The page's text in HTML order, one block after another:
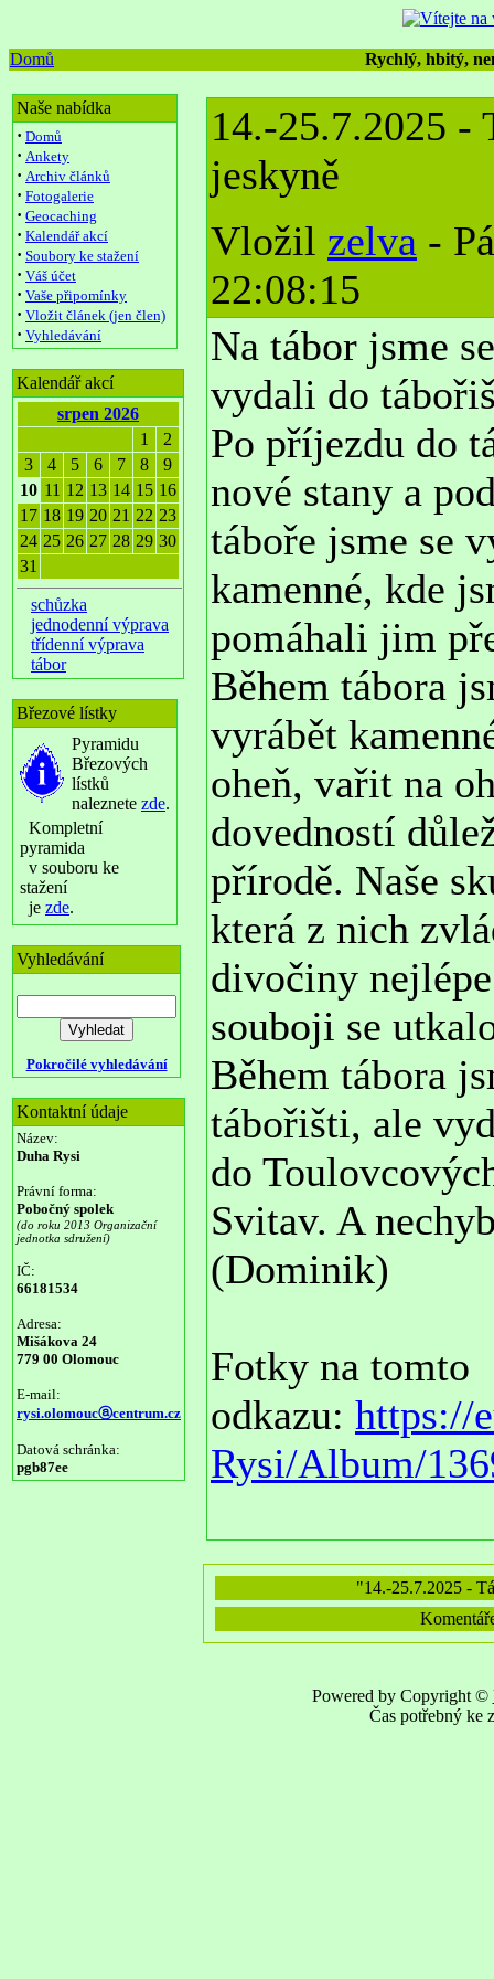
Domů Rychlý, hbitý,
Naše nabídka
· Domů
· Ankety
· Archiv článků
· Fotogalerie
· Geocaching
· Kalendář akcí
· Soubory ke stažení
· Váš účet
· Vaše připomínky
· Vložit článek (jen člen)
· Vyhledávání
Kalendář akcí
srpen 2026
1
2
3
4 5 6 7 8
9
10 11 12 13 14 15 16
17 18 19 20 21 22 23
24 25 26 27 28 29 30
31
schůzka
jednodenní výprava
třídenní výprava
tábor
Březové lístky
Pyramidu
Březových
lístků
naleznete zde.
Kompletní
pyramida
v souboru ke
stažení
je zde.
Vyhledávání
Pokročilé vyhledávání
Kontaktní údaje
Název:
Duha Rysi
Právní forma:
Pobočný spolek
(do roku 2013 Organizační
jednotka sdružení)
IČ:
66181534
Adresa:
Mišákova 24
779 00 Olomouc
E-mail:
rysi.olomoucⓐcentrum.cz
Datová schránka:
pgb87ee
14.-25.7.2025 -
jeskyně
Vložil zelva -
22:08:15
Na tábor jsme
vydali do
Po příjezdu do
nové stany a
táboře jsme se
kamenné, kde
pomáhali jim
Během tábora
vyrábět
oheň, vařit na
dovedností
přírodě. Naše
která z nich
divočiny
souboji se
Během tábora
tábořišti, ale
do
Svitav. A
(Dominik)
Fotky na tomto
odkazu: https://
Rysi/Album/
"14.-25.7.2025 -
Powered by Copyright ©
Čas potřebný ke